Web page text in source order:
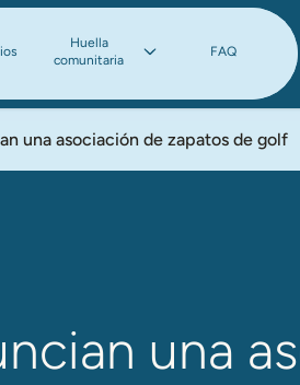
Huella
comunitaria
FAQ
una asociación de zapatos de golf
una